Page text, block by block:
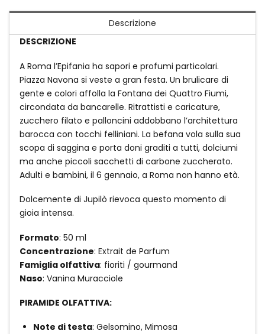
Descrizione
DESCRIZIONE
A Roma l’Epifania ha sapori e profumi particolari.
Piazza Navona si veste a gran festa. Un brulicare di
gente e colori affolla la Fontana dei Quattro Fiumi,
circondata da bancarelle. Ritrattisti e caricature,
zucchero filato e palloncini addobbano l’architettura
barocca con tocchi felliniani. La befana vola sulla sua
scopa di saggina e porta doni graditi a tutti, dolciumi
ma anche piccoli sacchetti di carbone zuccherato.
Adulti e bambini, il 6 gennaio, a Roma non hanno età.
Dolcemente di Jupilò rievoca questo momento di
gioia intensa.
Formato: 50 ml
Concentrazione: Extrait de Parfum
Famiglia olfattiva: fioriti / gourmand
Naso: Vanina Muracciole
PIRAMIDE OLFATTIVA:
Note di testa: Gelsomino, Mimosa